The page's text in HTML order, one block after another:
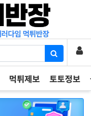
로
먹튀제보 토토정보